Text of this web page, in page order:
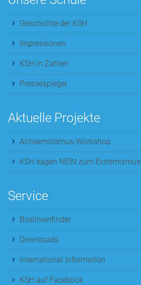
Geschichte der KSH
Impressionen
KSH in Zahlen
Pressespiegel
Aktuelle Projekte
Antisemitismus-Workshop
KSH sagen NEIN zum Extremismus
Service
Buslinienfinder
Downloads
International Information
KSH auf Facebook